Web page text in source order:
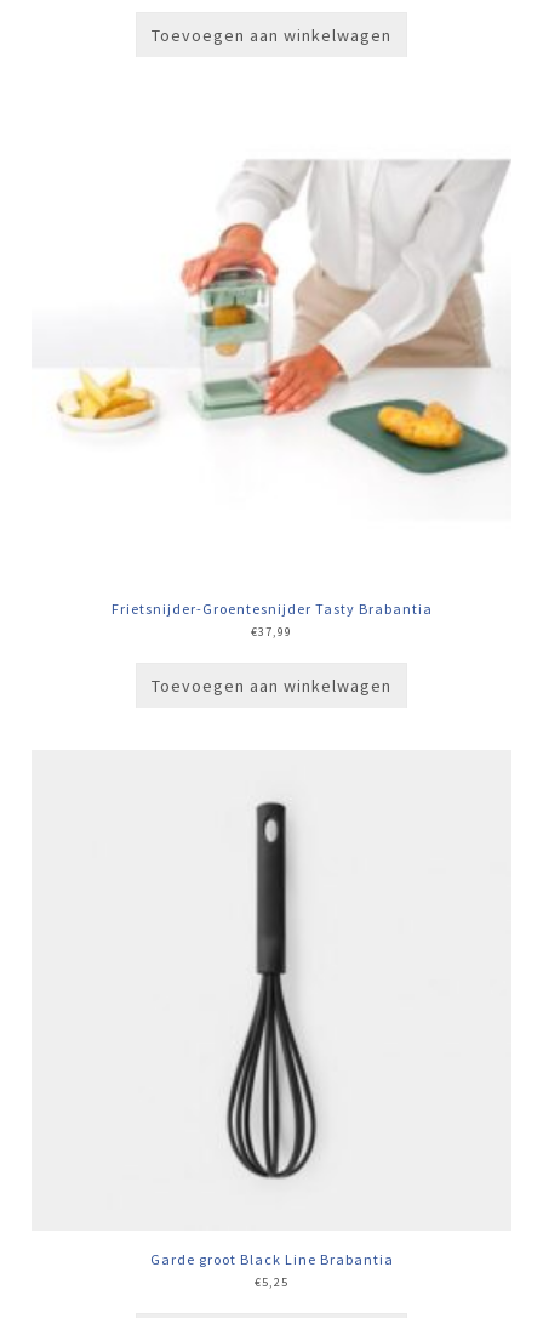
Toevoegen aan winkelwagen
Frietsnijder-Groentesnijder Tasty Brabantia
€37,99
Toevoegen aan winkelwagen
Garde groot Black Line Brabantia
€5,25